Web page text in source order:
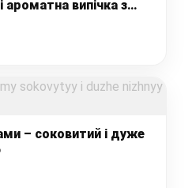
ароматна випічка з
– соковитий і дуже